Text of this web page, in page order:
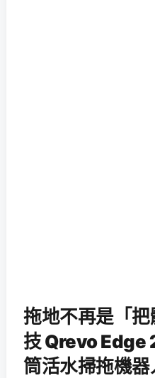
拖地不再是「
技 Qrevo Edge
筒活水掃拖機器